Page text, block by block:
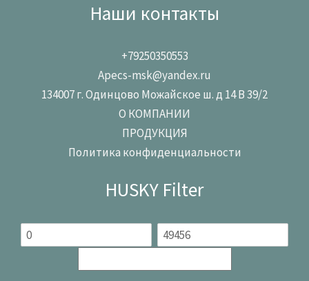
Наши контакты
+79250350553
Apecs-msk@yandex.ru
134007 г. Одинцово Можайское ш. д 14 В 39/2
О КОМПАНИИ
ПРОДУКЦИЯ
Политика конфиденциальности
HUSKY Filter